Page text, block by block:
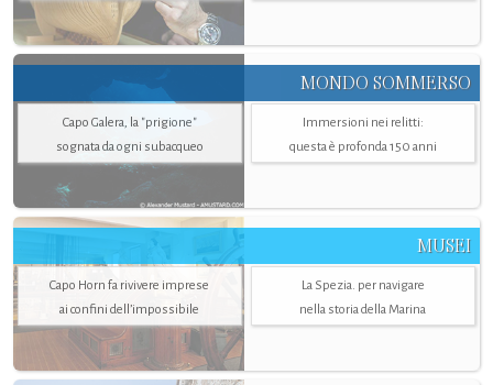
MONDO SOMMERSO
Capo Galera, la "prigione"
sognata da ogni subacqueo
Immersioni nei relitti:
questa è profonda 150 anni
MUSEI
Capo Horn fa rivivere imprese
ai confini dell’impossibile
La Spezia. per navigare
nella storia della Marina